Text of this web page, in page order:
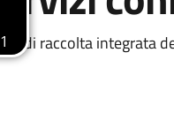
di raccolta integrata